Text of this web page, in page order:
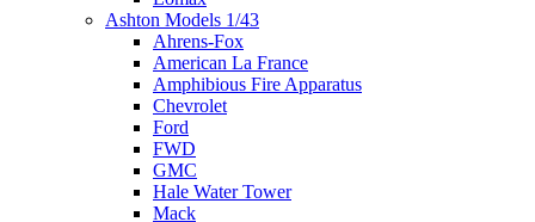
Ashton Models 1/43
Ahrens-Fox
American La France
Amphibious Fire Apparatus
Chevrolet
Ford
FWD
GMC
Hale Water Tower
Mack